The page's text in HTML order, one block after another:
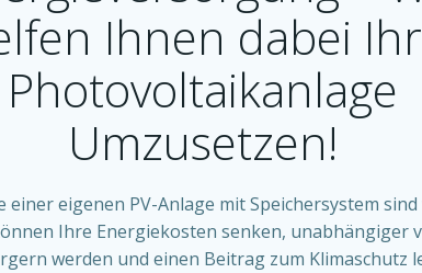
Ihnen dabei
Photovoltaikanlage
Umzusetzen!
einer eigenen PV-Anlage mit Speichersystem
Ihre Energiekosten senken, unabhängiger
werden und einen Beitrag zum Klimaschutz